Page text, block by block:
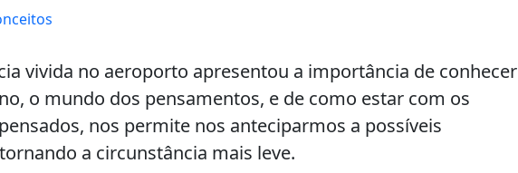
vivida no aeroporto apresentou a importância de conhecer
o mundo dos pensamentos, e de como estar com os
nos permite nos anteciparmos a possíveis
a circunstância mais leve.